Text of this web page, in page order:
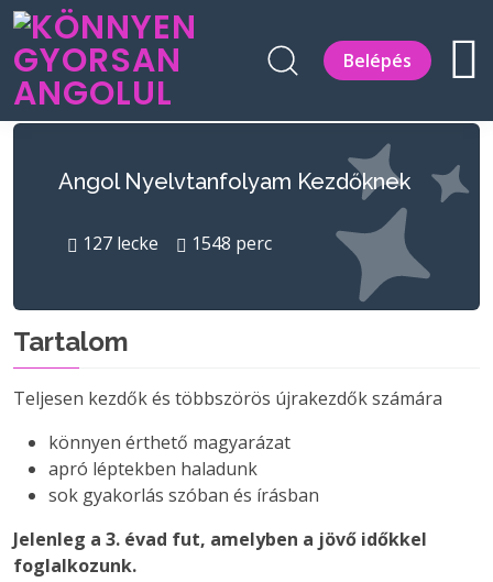
Belépés
Angol Nyelvtanfolyam Kezdőknek
127 lecke 1548 perc
Tartalom
Teljesen kezdők és többszörös újrakezdők számára
könnyen érthető magyarázat
apró léptekben haladunk
sok gyakorlás szóban és írásban
Jelenleg a 3. évad fut, amelyben a jövő időkkel
foglalkozunk.